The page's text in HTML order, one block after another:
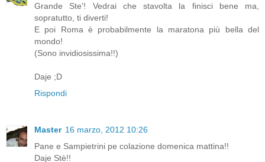
Grande Ste'! Vedrai che stavolta la finisci bene ma,
sopratutto, ti diverti!
E poi Roma è probabilmente la maratona più bella del
mondo!
(Sono invidiosissima!!)
Daje ;D
Rispondi
Master 16 marzo, 2012 10:26
Pane e Sampietrini pe colazione domenica mattina!!
Daje Stè!!